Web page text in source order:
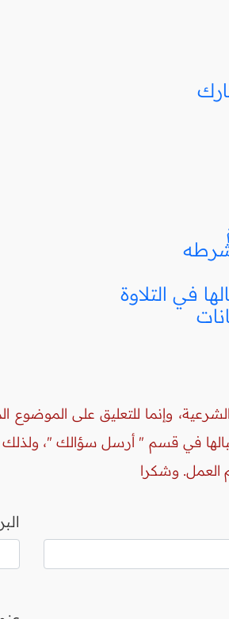
في التلاوة
وإنما للتعليق على الموضوع
في قسم " أرسل سؤالك "،
العمل. وشكرا